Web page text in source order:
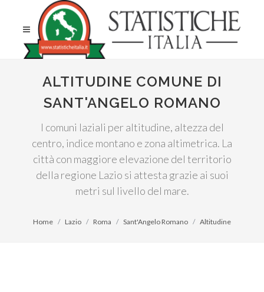
ALTITUDINE COMUNE DI
SANT'ANGELO ROMANO
I comuni laziali per altitudine, altezza del
centro, indice montano e zona altimetrica. La
città con maggiore elevazione del territorio
della regione Lazio si attesta grazie ai suoi
metri sul livello del mare.
Home Lazio Roma Sant'Angelo Romano Altitudine